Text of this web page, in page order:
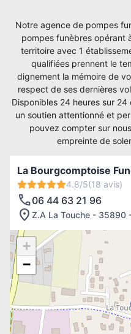
Notre agence de pompes
pompes funèbres opérant
territoire avec 1
qualifiées prennent le
dignement la mémoire de
respect de ses dernières
Disponibles 24 heures sur
un soutien attentionné et
pouvez compter sur
empreinte de
La Bourgcomptoise
4.8/5(18 avis)
06 44 63 21 96
Z.A La Touche - 35890
+
−